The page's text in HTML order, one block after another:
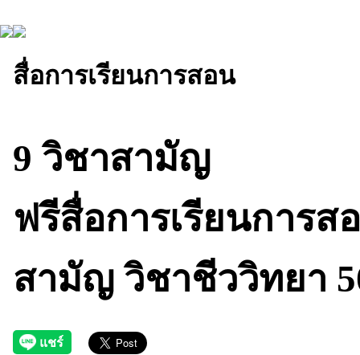
สื่อการเรียนการสอน
9 วิชาสามัญ
ฟรีสื่อการเรียนการ
สามัญ วิชาชีววิทยา